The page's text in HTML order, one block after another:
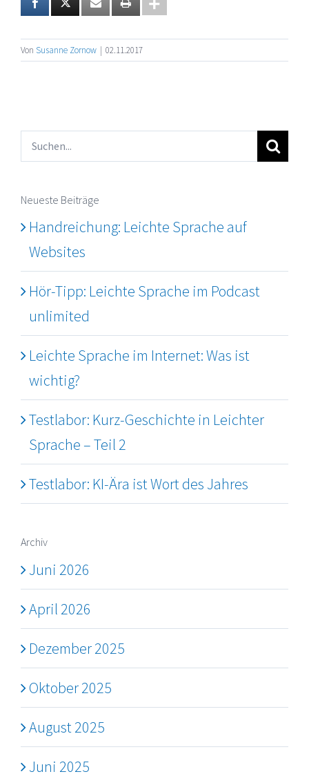
Von Susanne Zornow | 02.11.2017
Suche
nach:
Neueste Beiträge
Handreichung: Leichte Sprache auf
Websites
Hör-Tipp: Leichte Sprache im Podcast
unlimited
Leichte Sprache im Internet: Was ist
wichtig?
Testlabor: Kurz-Geschichte in Leichter
Sprache – Teil 2
Testlabor: KI-Ära ist Wort des Jahres
Archiv
Juni 2026
April 2026
Dezember 2025
Oktober 2025
August 2025
Juni 2025